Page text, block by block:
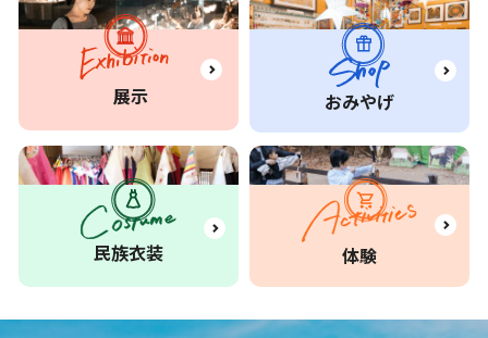
展示 おみやげ
民族衣装 体験